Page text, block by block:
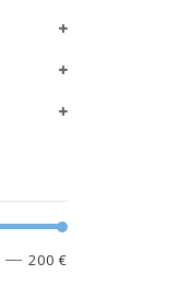
— 200 €